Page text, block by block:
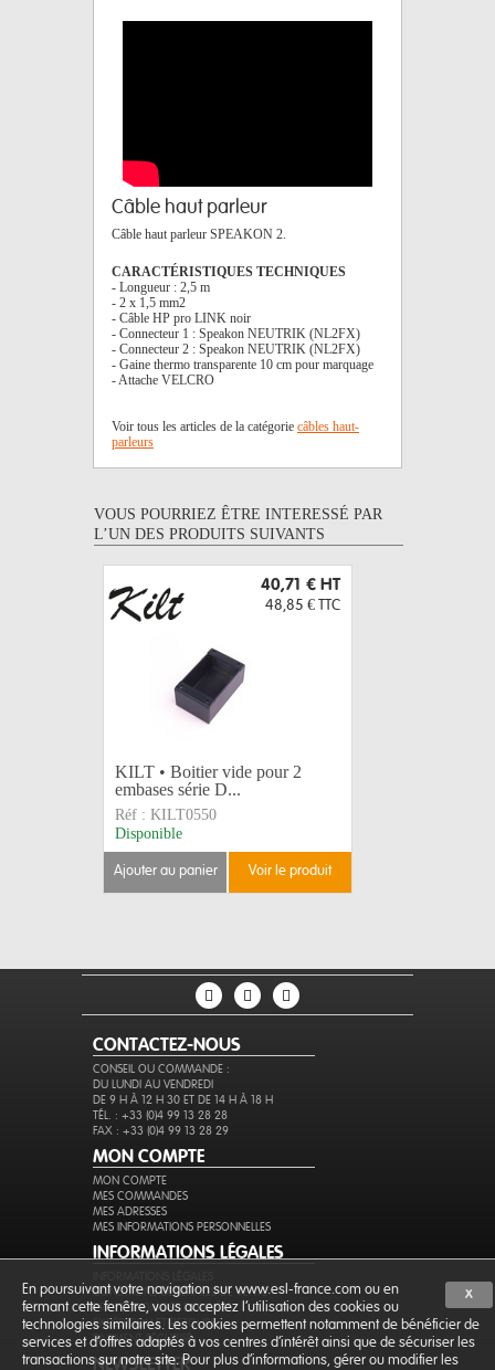
Câble haut parleur
Câble haut parleur SPEAKON 2.
CARACTÉRISTIQUES TECHNIQUES
- Longueur : 2,5 m
- 2 x 1,5 mm2
- Câble HP pro LINK noir
- Connecteur 1 : Speakon NEUTRIK (NL2FX)
- Connecteur 2 : Speakon NEUTRIK (NL2FX)
- Gaine thermo transparente 10 cm pour marquage
- Attache VELCRO
Voir tous les articles de la catégorie câbles haut-
parleurs
VOUS POURRIEZ ÊTRE INTERESSÉ PAR
L’UN DES PRODUITS SUIVANTS
40,71 € HT
48,85 € TTC
KILT • Boitier vide pour 2
embases série D...
Réf : KILT0550
Disponible
ajouter au panier voir le produit
CONTACTEZ-NOUS
CONSEIL OU COMMANDE :
DU LUNDI AU VENDREDI
DE 9 H À 12 H 30 ET DE 14 H À 18 H
TÉL. : +33 (0)4 99 13 28 28
FAX : +33 (0)4 99 13 28 29
MON COMPTE
MON COMPTE
MES COMMANDES
MES ADRESSES
MES INFORMATIONS PERSONNELLES
INFORMATIONS LÉGALES
CONDITIONS GÉNÉRALES DE VENTE
PROTECTION DES DONNÉES
EXPÉDITION ET RETOURS
PAIEMENT SÉCURISÉ
NEWSLETTER
X
En poursuivant votre navigation sur www.esl-france.com ou en
fermant cette fenêtre, vous acceptez l’utilisation des cookies ou
technologies similaires. Les cookies permettent notamment de bénéficier de
services et d'offres adaptés à vos centres d'intérêt ainsi que de sécuriser les
transactions sur notre site. Pour plus d'informations, gérer ou modifier les